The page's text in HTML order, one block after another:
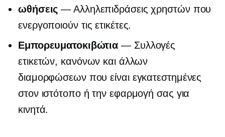
ωθήσεις — Αλληλεπιδράσεις χρηστών που
ενεργοποιούν τις ετικέτες.
Εμπορευματοκιβώτια — Συλλογές
ετικετών, κανόνων και άλλων
διαμορφώσεων που είναι εγκατεστημένες
στον ιστότοπο ή την εφαρμογή σας για
κινητά.